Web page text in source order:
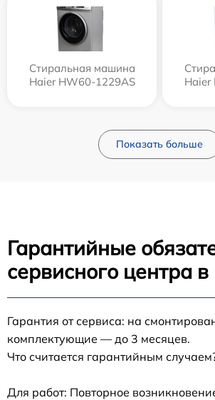
Стиральная машина
Haier HW60-1229AS
Haier
Показать больше
Гарантийные
сервисного центра
Гарантия от сервиса: на
комплектующие — до 3 месяцев.
Что считается гарантийным
Для работ: Повторное